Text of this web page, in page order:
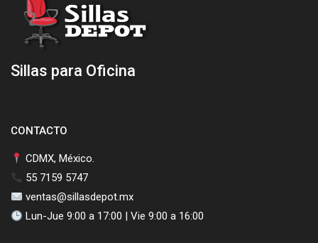
Sillas para Oficina
CONTACTO
CDMX, México.
55 7159 5747
ventas@sillasdepot.mx
Lun-Jue 9:00 a 17:00 | Vie 9:00 a 16:00